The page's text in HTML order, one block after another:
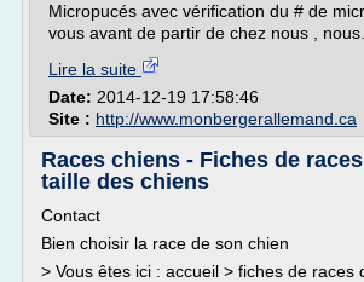
Micropucés avec vérification du # de
vous avant de partir de chez nous , nous...
Lire la suite
Date: 2014-12-19 17:58:46
Site : http://www.monbergerallemand.ca
Races chiens - Fiches de
taille des chiens
Contact
Bien choisir la race de son chien
> Vous êtes ici : accueil > fiches de races